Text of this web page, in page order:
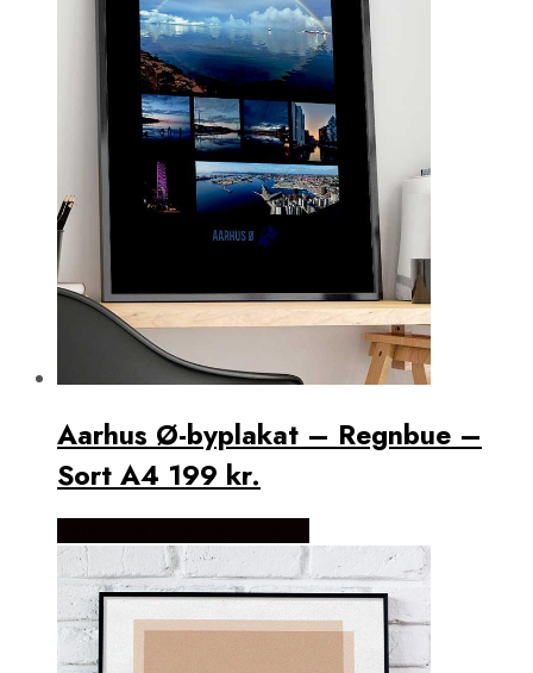
Aarhus Ø-byplakat – Regnbue –
Sort A4 199 kr.